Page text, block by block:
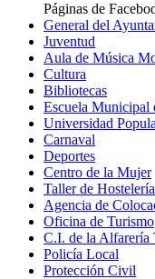
Páginas de
General del
Juventud
Aula de Música
Cultura
Bibliotecas
Escuela Municipal
Universidad
Carnaval
Deportes
Centro de la Mujer
Taller de
Agencia de
Oficina de Turismo
C.I. de la Alfarería
Policía Local
Protección Civil